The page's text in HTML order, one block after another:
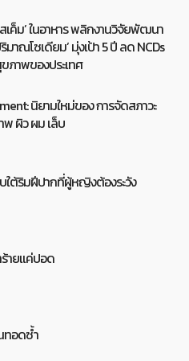
เค็ม’ ในอาหาร พลิกงานวิจัยพัฒนา
าณโซเดียม’ มุ่งเป้า 5 ปี ลด NCDs
ภาพของประเทศ
นิยามใหม่ของ การจัดสภาวะ
ผิว ผม เล็บ
ใต้ริมฝีปากที่ผู้หญิงต้องระวัง
ร้ายแค่ปอด
ทอดซ้ำ